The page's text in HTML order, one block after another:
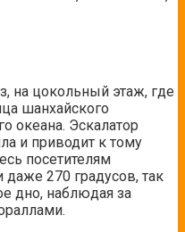
на цокольный этаж, где
шанхайского
океана. Эскалатор
и приводит к тому
посетителям
даже 270 градусов, так
дно, наблюдая за